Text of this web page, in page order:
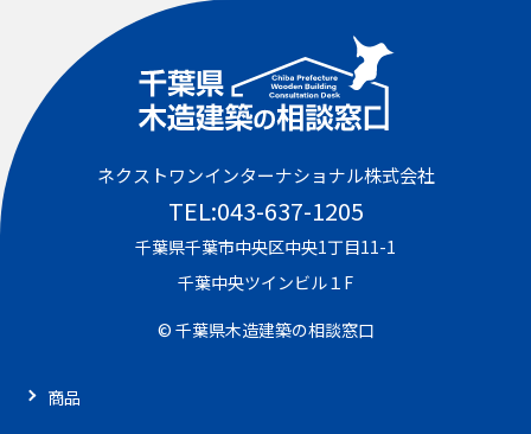
ネクストワンインターナショナル株式会社
TEL:043-637-1205
千葉県千葉市中央区中央1丁目11-1
千葉中央ツインビル１F
© 千葉県木造建築の相談窓口
商品